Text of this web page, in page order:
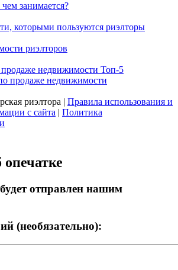
занимается?
риэлторов
продаже недвижимости
риэлтора | Правила использования и
с сайта | Политика
отправлен нашим
(необязательно):